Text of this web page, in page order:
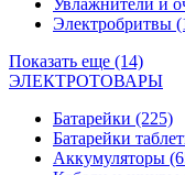
Увлажнители и
Электробритвы
Показать еще (14)
ЭЛЕКТРОТОВАРЫ
Батарейки (225)
Батарейки
Аккумуляторы